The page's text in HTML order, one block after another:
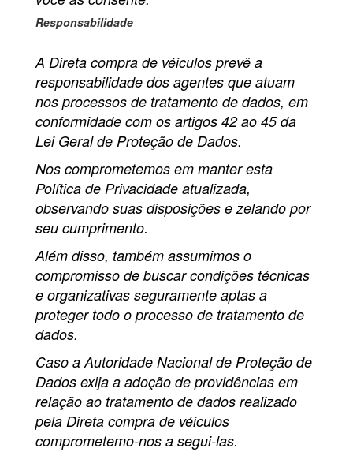
Responsabilidade
A Direta compra de véiculos prevê a
responsabilidade dos agentes que atuam
nos processos de tratamento de dados, em
conformidade com os artigos 42 ao 45 da
Lei Geral de Proteção de Dados.
Nos comprometemos em manter esta
Política de Privacidade atualizada,
observando suas disposições e zelando por
seu cumprimento.
Além disso, também assumimos o
compromisso de buscar condições técnicas
e organizativas seguramente aptas a
proteger todo o processo de tratamento de
dados.
Caso a Autoridade Nacional de Proteção de
Dados exija a adoção de providências em
relação ao tratamento de dados realizado
pela Direta compra de véiculos
comprometemo-nos a segui-las.